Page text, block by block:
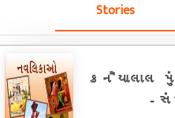
Stories
કનૈયાલાલ
-